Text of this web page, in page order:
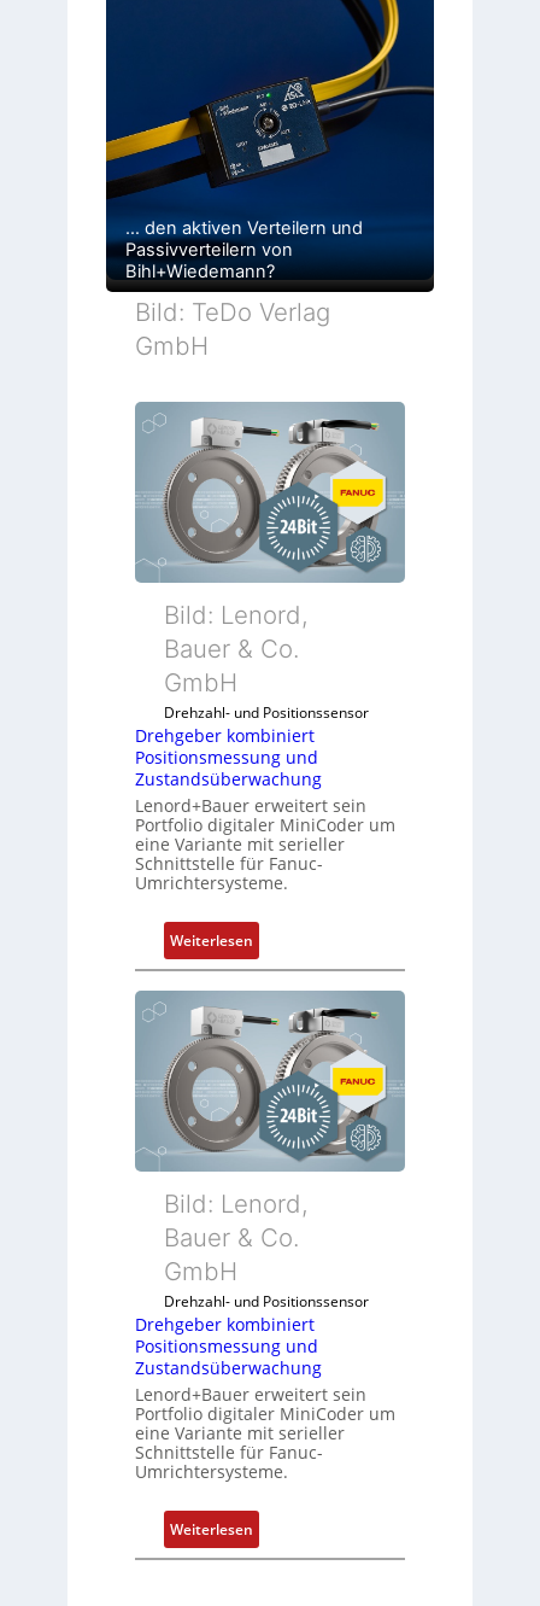
… den aktiven Verteilern und
Passivverteilern von
Bihl+Wiedemann?
Bild: TeDo Verlag
GmbH
Bild: Lenord,
Bauer & Co.
GmbH
Drehzahl- und Positionssensor
Drehgeber kombiniert
Positionsmessung und
Zustandsüberwachung
Lenord+Bauer erweitert sein
Portfolio digitaler MiniCoder um
eine Variante mit serieller
Schnittstelle für Fanuc-
Umrichtersysteme.
Weiterlesen:
D
r
e
g
e
b
e
r
o
m
n
i
e
r
t
P
o
t
Bild: Lenord,
Bauer & Co.
GmbH
Drehzahl- und Positionssensor
Drehgeber kombiniert
Positionsmessung und
Zustandsüberwachung
Lenord+Bauer erweitert sein
Portfolio digitaler MiniCoder um
eine Variante mit serieller
Schnittstelle für Fanuc-
Umrichtersysteme.
Weiterlesen:
D